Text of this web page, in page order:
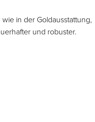
in der Goldausstattung,
und robuster.